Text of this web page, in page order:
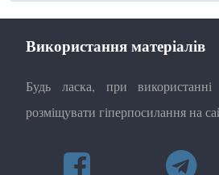
Використання матеріалів
Будь ласка, при використанні
розміщувати гіперпосилання на